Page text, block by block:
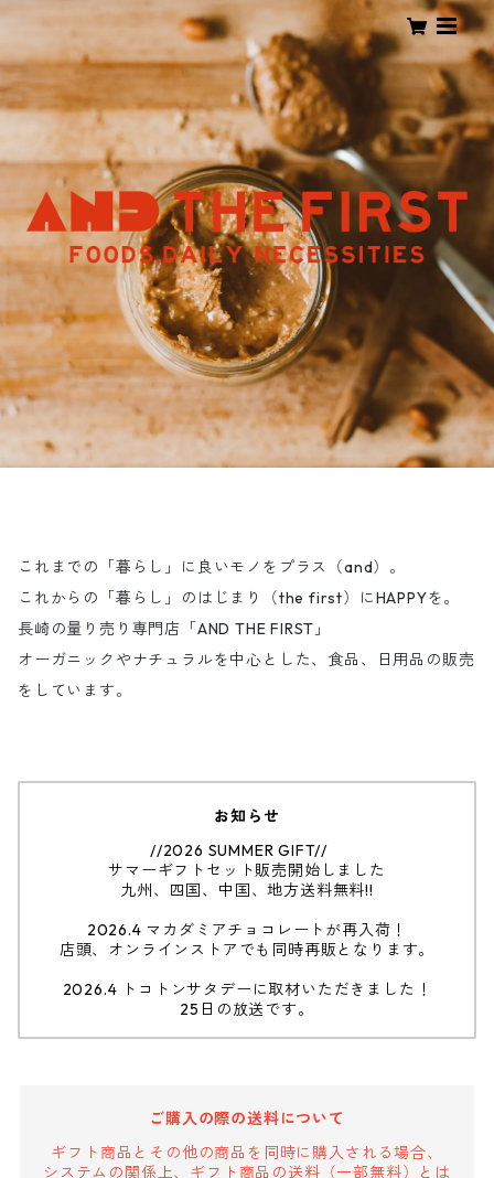
これまでの「暮らし」に良いモノをプラス（and）。
これからの「暮らし」のはじまり（the first）にHAPPYを。
長崎の量り売り専門店「AND THE FIRST」
オーガニックやナチュラルを中心とした、食品、日用品の販売
をしています。
お知らせ
//2026 SUMMER GIFT//
サマーギフトセット販売開始しました
九州、四国、中国、地方送料無料!!
2026.4 マカダミアチョコレートが再入荷！
店頭、オンラインストアでも同時再販となります。
2026.4 トコトンサタデーに取材いただきました！
25日の放送です。
ご購入の際の送料について
ギフト商品とその他の商品を同時に購入される場合、
システムの関係上、ギフト商品の送料（一部無料）とは